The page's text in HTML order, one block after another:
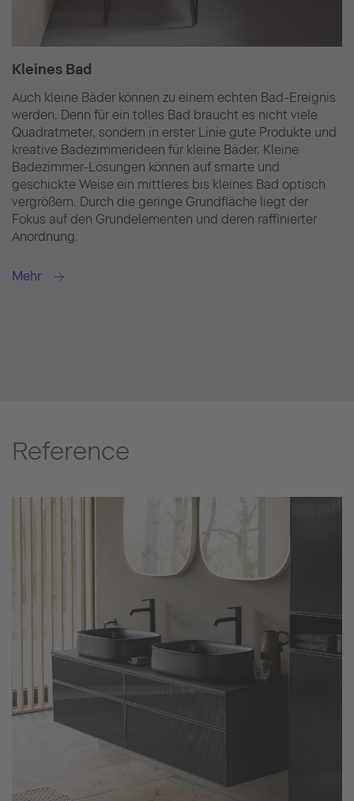
Kleines Bad
Auch kleine Bäder können zu einem echten Bad-Ereignis
werden. Denn für ein tolles Bad braucht es nicht viele
Quadratmeter, sondern in erster Linie gute Produkte und
kreative Badezimmerideen für kleine Bäder. Kleine
Badezimmer-Lösungen können auf smarte und
geschickte Weise ein mittleres bis kleines Bad optisch
vergrößern. Durch die geringe Grundfläche liegt der
Fokus auf den Grundelementen und deren raffinierter
Anordnung.
Mehr
Reference